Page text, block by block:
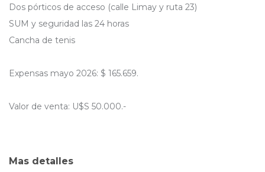
Dos pórticos de acceso (calle Limay y ruta 23)
SUM y seguridad las 24 horas
Cancha de tenis
Expensas mayo 2026: $ 165.659.
Valor de venta: U$S 50.000.-
Mas detalles